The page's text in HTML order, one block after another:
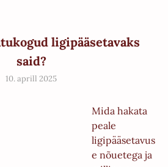
ligipääsetavaks
said?
10. aprill 2025
Mida hakata
peale
ligipääsetavus
e nõuetega ja